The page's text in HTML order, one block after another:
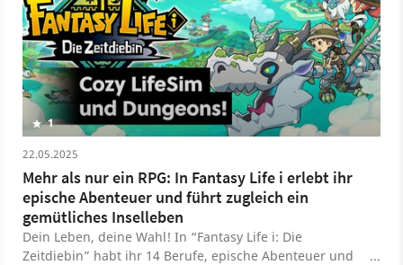
1
22.05.2025
Mehr als nur ein RPG: In Fantasy Life i erlebt ihr
epische Abenteuer und führt zugleich ein
gemütliches Inselleben
Dein Leben, deine Wahl! In “Fantasy Life i: Die
Zeitdiebin” habt ihr 14 Berufe, epische Abenteuer und